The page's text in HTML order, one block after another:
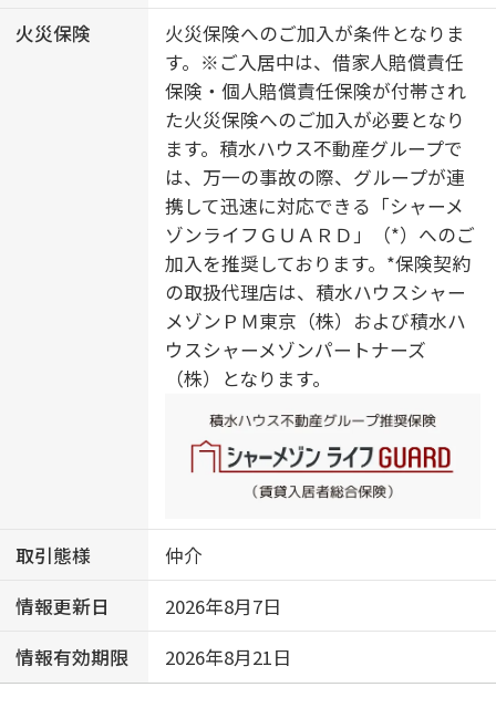
火災保険
火災保険へのご加入が条件となりま
す。※ご入居中は、借家人賠償責任
保険・個人賠償責任保険が付帯され
た火災保険へのご加入が必要となり
ます。積水ハウス不動産グループで
は、万一の事故の際、グループが連
携して迅速に対応できる「シャーメ
ゾンライフＧＵＡＲＤ」（*）へのご
加入を推奨しております。*保険契約
の取扱代理店は、積水ハウスシャー
メゾンＰＭ東京（株）および積水ハ
ウスシャーメゾンパートナーズ
（株）となります。
取引態様
仲介
情報更新日
2026年8月7日
情報有効期限
2026年8月21日